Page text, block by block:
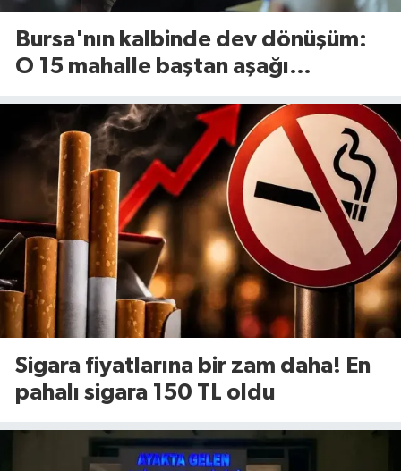
Bursa'nın kalbinde dev dönüşüm:
O 15 mahalle baştan aşağı
Sigara fiyatlarına bir zam daha! En
pahalı sigara 150 TL oldu